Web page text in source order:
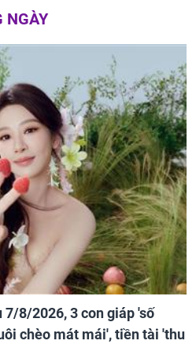
NGÀY
7/8/2026, 3 con giáp 'số
chèo mát mái', tiền tài 'thu